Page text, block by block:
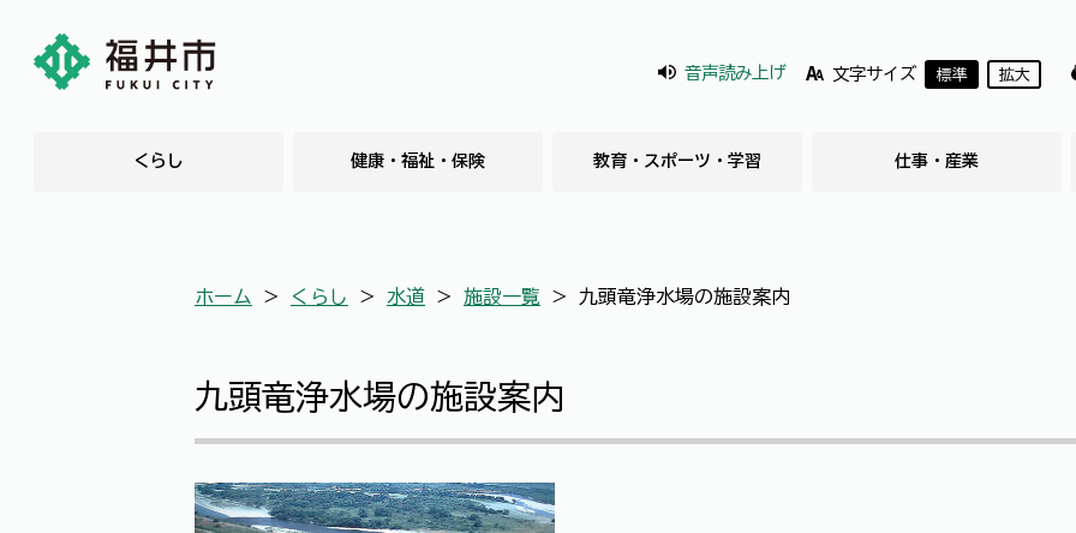
音声読み上げ 文字サイズ 標準 拡大
くらし 健康・福祉・保険 教育・スポーツ・学習 仕事・産業
ホーム ＞ くらし ＞ 水道 ＞ 施設一覧 ＞ 九頭竜浄水場の施設案内
九頭竜浄水場の施設案内